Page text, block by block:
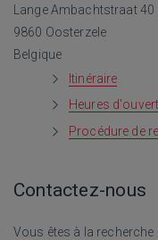
Lange Ambachtstraat 40
9860 Oosterzele
Belgique
Itinéraire
Heures
Procédure de
Contactez-nous
Vous êtes à la